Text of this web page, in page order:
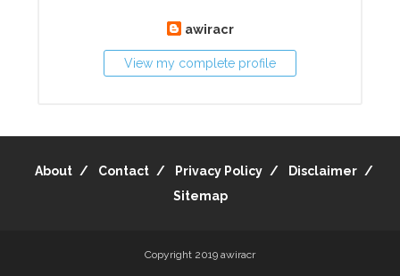
awiracr
View my complete profile
About Contact Privacy Policy
Disclaimer
Sitemap
Copyright 2019 awiracr